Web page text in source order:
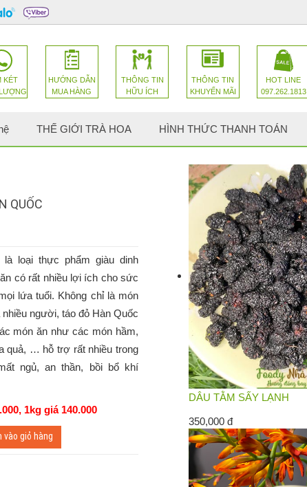
KÉT
HƯỚNG DẪN
MUA HÀNG
THÔNG TIN
HỮU ÍCH
THÔNG TIN
KHUYẾN MÃI
HOT LINE
097.262.1813
THẾ GIỚI TRÀ HOA HÌNH THỨC THANH TOÁN
QUỐC
loại thực phẩm giàu dinh
có rất nhiều lợi ích cho sức
lứa tuổi. Không chỉ là món
người, táo đỏ Hàn Quốc
món ăn như các món hầm,
quả, … hỗ trợ rất nhiều trong
ngủ, an thần, bồi bổ khí
1kg giá 140.000
vào giỏ hàng
DÂU TẰM SẤY LẠNH
350,000 đ